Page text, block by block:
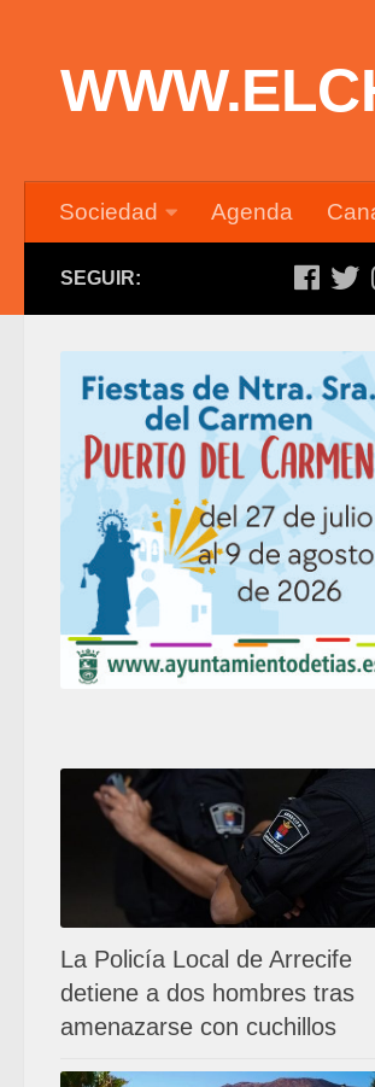
Sociedad Agenda
SEGUIR:
La Policía Local de Arrecife
detiene a dos hombres tras
amenazarse con cuchillos